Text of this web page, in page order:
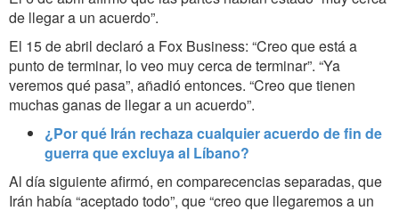
de llegar a un acuerdo”.
El 15 de abril declaró a Fox Business: “Creo que está a
punto de terminar, lo veo muy cerca de terminar”. “Ya
veremos qué pasa”, añadió entonces. “Creo que tienen
muchas ganas de llegar a un acuerdo”.
¿Por qué Irán rechaza cualquier acuerdo de fin de
guerra que excluya al Líbano?
Al día siguiente afirmó, en comparecencias separadas, que
Irán había “aceptado todo”, que “creo que llegaremos a un